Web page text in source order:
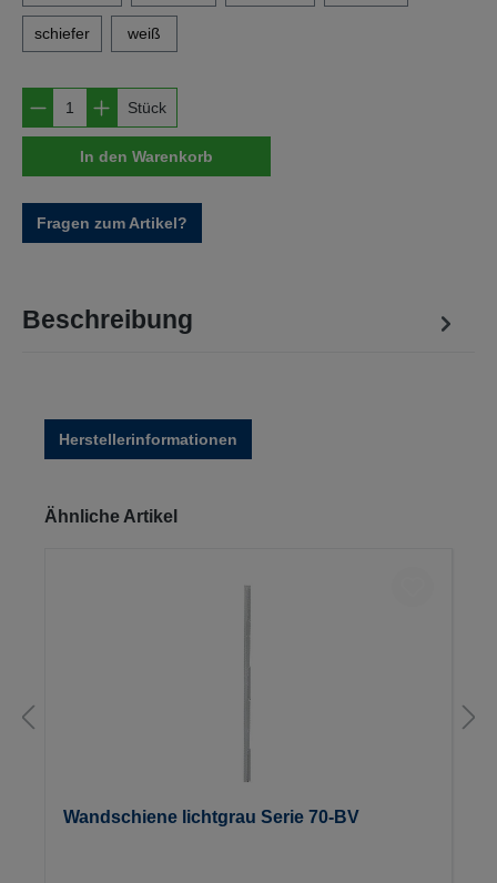
schiefer weiß
Produkt Anzahl: Gib den gewünschten
Stück
In den Warenkorb
Fragen zum Artikel?
Beschreibung
Herstellerinformationen
Produktgalerie überspringen
Ähnliche Artikel
Wandschiene lichtgrau Serie 70-BV